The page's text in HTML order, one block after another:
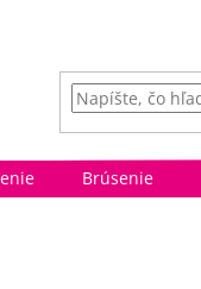
Brúsenie